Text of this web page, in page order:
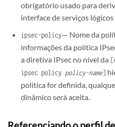
obrigatório usado para
interface de serviços lógicos
ipsec-policy— Nome da
informações da política
a diretiva IPsec no nível da
ipsec policy policy-name]
política for definida,
dinâmico será aceita.